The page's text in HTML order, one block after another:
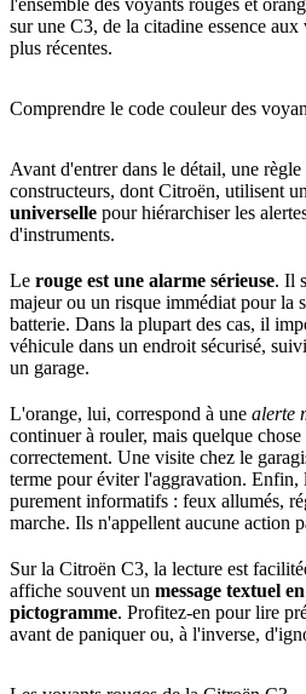
l'ensemble des voyants rouges et
sur une C3, de la citadine essence
plus récentes.
Comprendre le code couleur des
Avant d'entrer dans le détail, une
constructeurs, dont Citroën, utilisent
universelle pour hiérarchiser les
d'instruments.
Le rouge est une alarme sérieuse. Il
majeur ou un risque immédiat pour la
batterie. Dans la plupart des cas, il
véhicule dans un endroit sécurisé,
un garage.
L'orange, lui, correspond à une alerte
continuer à rouler, mais quelque
correctement. Une visite chez le
terme pour éviter l'aggravation. Enfin,
purement informatifs : feux allumés,
marche. Ils n'appellent aucune action
Sur la Citroën C3, la lecture est
affiche souvent un message textuel
pictogramme. Profitez-en pour lire
avant de paniquer ou, à l'inverse,